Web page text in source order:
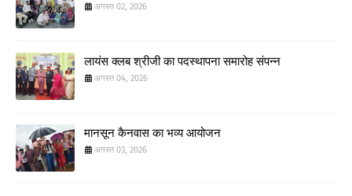
अगस्त 02, 2026
लायंस क्लब श्रीजी का पदस्थापना समारोह संपन्न
अगस्त 04, 2026
मानसून कैनवास का भव्य आयोजन
अगस्त 03, 2026